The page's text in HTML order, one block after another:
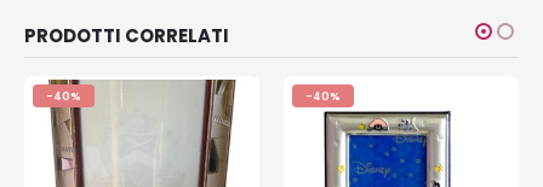
PRODOTTI CORRELATI
-40% -40%